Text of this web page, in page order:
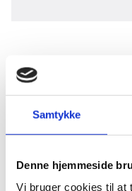
Samtykke
Denne hjemmeside
Vi bruger cookies til at
Færøernes
alle er overtaget
associe­ringsordning